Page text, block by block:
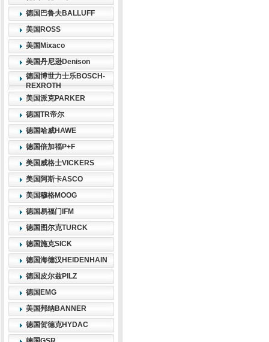
德国巴鲁夫BALLUFF
美国ROSS
美国Mixaco
美国丹尼逊Denison
德国博世力士乐BOSCH-
REXROTH
美国派克PARKER
德国TR帝尔
德国哈威HAWE
德国倍加福P+F
美国威格士VICKERS
美国阿斯卡ASCO
美国穆格MOOG
德国易福门IFM
德国图尔克TURCK
德国施克SICK
德国海德汉HEIDENHAIN
德国皮尔兹PILZ
德国EMG
美国邦纳BANNER
德国贺德克HYDAC